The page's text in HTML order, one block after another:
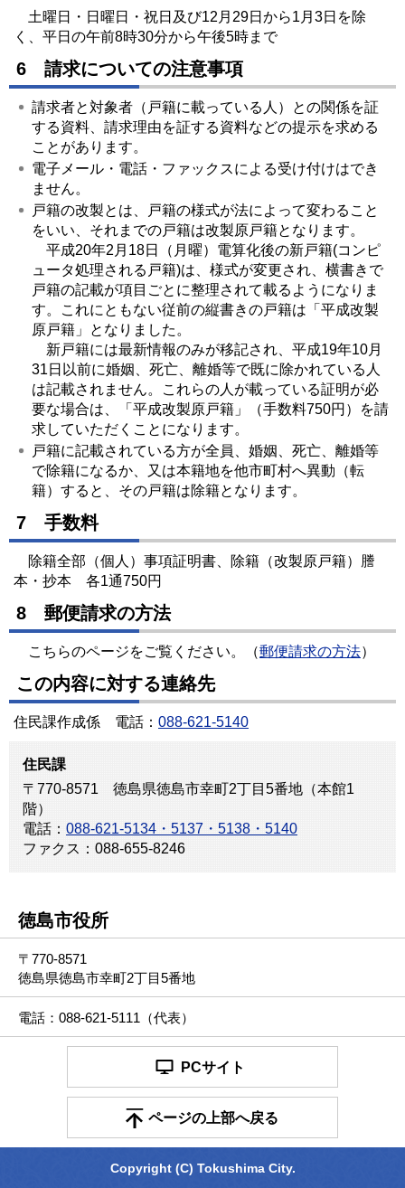
土曜日・日曜日・祝日及び12月29日から1月3日を除
く、平日の午前8時30分から午後5時まで
6 請求についての注意事項
請求者と対象者（戸籍に載っている人）との関係を証
する資料、請求理由を証する資料などの提示を求める
ことがあります。
電子メール・電話・ファックスによる受け付けはでき
ません。
戸籍の改製とは、戸籍の様式が法によって変わること
をいい、それまでの戸籍は改製原戸籍となります。
平成20年2月18日（月曜）電算化後の新戸籍(コンピ
ュータ処理される戸籍)は、様式が変更され、横書きで
戸籍の記載が項目ごとに整理されて載るようになりま
す。これにともない従前の縦書きの戸籍は「平成改製
原戸籍」となりました。
新戸籍には最新情報のみが移記され、平成19年10月
31日以前に婚姻、死亡、離婚等で既に除かれている人
は記載されません。これらの人が載っている証明が必
要な場合は、「平成改製原戸籍」（手数料750円）を請
求していただくことになります。
戸籍に記載されている方が全員、婚姻、死亡、離婚等
で除籍になるか、又は本籍地を他市町村へ異動（転
籍）すると、その戸籍は除籍となります。
7 手数料
除籍全部（個人）事項証明書、除籍（改製原戸籍）謄
本・抄本 各1通750円
8 郵便請求の方法
こちらのページをご覧ください。（郵便請求の方法）
この内容に対する連絡先
住民課作成係 電話： 088-621-5140
住民課
〒770-8571 徳島県徳島市幸町2丁目5番地（本館1
階）
電話： 088-621-5134・5137・5138・5140
ファクス：088-655-8246
徳島市役所
〒770-8571
徳島県徳島市幸町2丁目5番地
電話：088-621-5111（代表）
PCサイト
ページの上部へ戻る
Copyright (C) Tokushima City.